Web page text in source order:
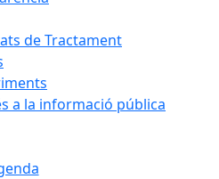
de Tractament
a la informació pública